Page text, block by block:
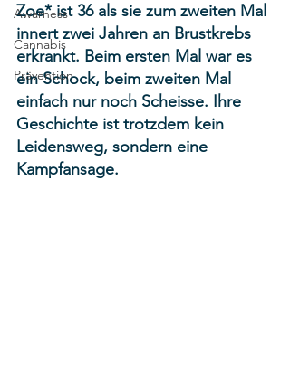
Awarness
Cannabis
Prävention
Zoe* ist 36 als sie zum zweiten Mal
innert zwei Jahren an Brustkrebs
erkrankt. Beim ersten Mal war es
ein Schock, beim zweiten Mal
einfach nur noch Scheisse. Ihre
Geschichte ist trotzdem kein
Leidensweg, sondern eine
Kampfansage.